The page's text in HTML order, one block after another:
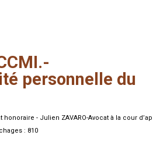
personnelle du
honoraire - Julien ZAVARO-Avocat à la cour
: 810